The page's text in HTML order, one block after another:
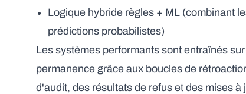
Logique hybride règles + ML (combinant
prédictions probabilistes)
Les systèmes performants sont entraînés
permanence grâce aux boucles de
d'audit, des résultats de refus et des mises à